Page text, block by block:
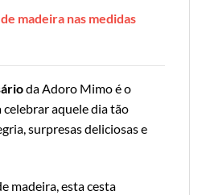
madeira nas medidas
da Adoro Mimo é o
aquele dia tão
surpresas deliciosas e
madeira, esta cesta